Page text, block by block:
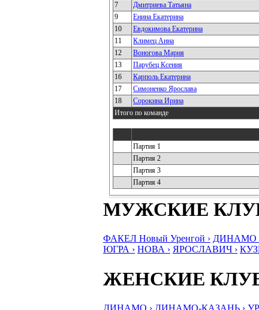
7 Дмитриева Татьяна
9 Енина Екатерина
10 Евдокимова Екатерина
11 Климец Анна
12 Воногова Мария
13 Парубец Ксения
16 Карполь Екатерина
17 Симоненко Ярослава
18 Сорокина Ирина
Итого по команде
Партия 1
Партия 2
Партия 3
Партия 4
МУЖСКИЕ
ФАКЕЛ Новый Уренгой › ДИНАМО
ЮГРА › НОВА › ЯРОСЛАВИЧ ›
ЖЕНСКИЕ